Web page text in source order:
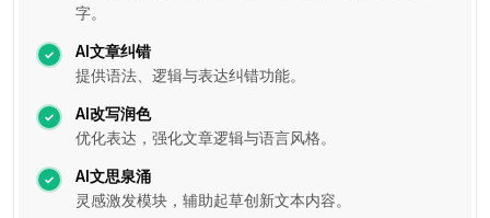
字。
AI文章纠错
提供语法、逻辑与表达纠错功能。
AI改写润色
优化表达，强化文章逻辑与语言风格。
AI文思泉涌
灵感激发模块，辅助起草创新文本内容。